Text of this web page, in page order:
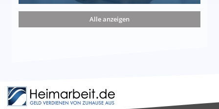
die 15 besten Möglichkeiten
Alle anzeigen